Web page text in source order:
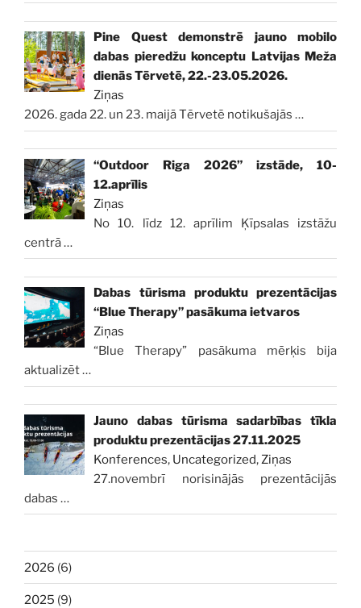
Pine Quest demonstrē jauno mobilo
dabas pieredžu konceptu Latvijas Meža
dienās Tērvetē, 22.-23.05.2026.
Ziņas
2026. gada 22. un 23. maijā Tērvetē notikušajās …
“Outdoor Riga 2026” izstāde, 10-
12.aprīlis
Ziņas
No 10. līdz 12. aprīlim Ķīpsalas izstāžu
centrā…
Dabas tūrisma produktu prezentācijas
“Blue Therapy” pasākuma ietvaros
Ziņas
“Blue Therapy” pasākuma mērķis bija
aktualizēt…
Jauno dabas tūrisma sadarbības tīkla
produktu prezentācijas 27.11.2025
Konferences, Uncategorized, Ziņas
27.novembrī norisinājās prezentācijās
dabas …
2026 (6)
2025 (9)